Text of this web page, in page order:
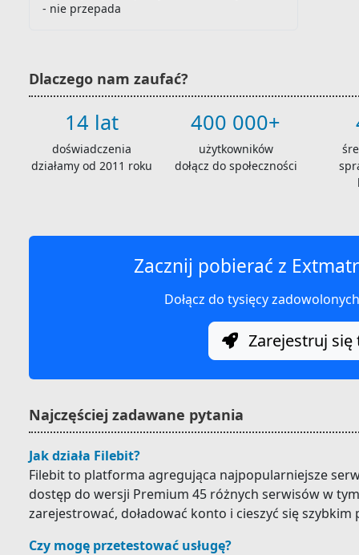
- nie przepada
Dlaczego nam zaufać?
14 lat
doświadczenia
działamy od 2011 roku
400 000+
użytkowników
dołącz do społeczności
Zacznij pobierać z
Dołącz do tysięcy
Zarejestruj się
Najczęściej zadawane pytania
Jak działa Filebit?
Filebit to platforma agregująca najpopularniejsze
dostęp do wersji Premium 45 różnych serwisów w
zarejestrować, doładować konto i cieszyć się szybkim
Czy mogę przetestować usługę?